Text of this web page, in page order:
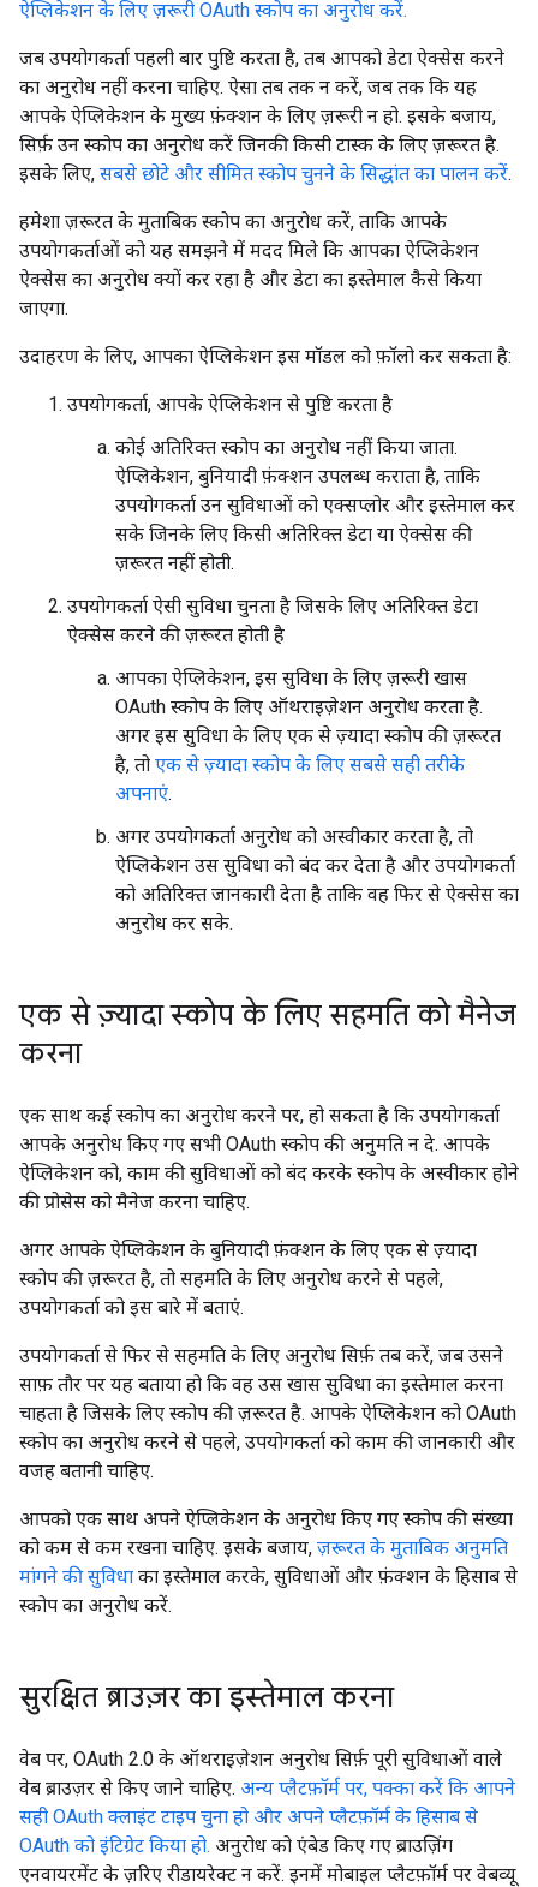
ऐप्लिकेशन के लिए ज़रूरी OAuth स्कोप का अनुरोध करें.
जब उपयोगकर्ता पहली बार पुष्टि करता है, तब आपको डेटा ऐक्सेस करने
का अनुरोध नहीं करना चाहिए. ऐसा तब तक न करें, जब तक कि यह
आपके ऐप्लिकेशन के मुख्य फ़ंक्शन के लिए ज़रूरी न हो. इसके बजाय,
सिर्फ़ उन स्कोप का अनुरोध करें जिनकी किसी टास्क के लिए ज़रूरत है.
इसके लिए, सबसे छोटे और सीमित स्कोप चुनने के सिद्धांत का पालन करें.
हमेशा ज़रूरत के मुताबिक स्कोप का अनुरोध करें, ताकि आपके
उपयोगकर्ताओं को यह समझने में मदद मिले कि आपका ऐप्लिकेशन
ऐक्सेस का अनुरोध क्यों कर रहा है और डेटा का इस्तेमाल कैसे किया
जाएगा.
उदाहरण के लिए, आपका ऐप्लिकेशन इस मॉडल को फ़ॉलो कर सकता है:
उपयोगकर्ता, आपके ऐप्लिकेशन से पुष्टि करता है
कोई अतिरिक्त स्कोप का अनुरोध नहीं किया जाता.
ऐप्लिकेशन, बुनियादी फ़ंक्शन उपलब्ध कराता है, ताकि
उपयोगकर्ता उन सुविधाओं को एक्सप्लोर और इस्तेमाल कर
सके जिनके लिए किसी अतिरिक्त डेटा या ऐक्सेस की
ज़रूरत नहीं होती.
उपयोगकर्ता ऐसी सुविधा चुनता है जिसके लिए अतिरिक्त डेटा
ऐक्सेस करने की ज़रूरत होती है
आपका ऐप्लिकेशन, इस सुविधा के लिए ज़रूरी खास
OAuth स्कोप के लिए ऑथराइज़ेशन अनुरोध करता है.
अगर इस सुविधा के लिए एक से ज़्यादा स्कोप की ज़रूरत
है, तो एक से ज़्यादा स्कोप के लिए सबसे सही तरीके
अपनाएं.
अगर उपयोगकर्ता अनुरोध को अस्वीकार करता है, तो
ऐप्लिकेशन उस सुविधा को बंद कर देता है और उपयोगकर्ता
को अतिरिक्त जानकारी देता है ताकि वह फिर से ऐक्सेस का
अनुरोध कर सके.
एक से ज़्यादा स्कोप के लिए सहमति को मैनेज
करना
एक साथ कई स्कोप का अनुरोध करने पर, हो सकता है कि उपयोगकर्ता
आपके अनुरोध किए गए सभी OAuth स्कोप की अनुमति न दे. आपके
ऐप्लिकेशन को, काम की सुविधाओं को बंद करके स्कोप के अस्वीकार होने
की प्रोसेस को मैनेज करना चाहिए.
अगर आपके ऐप्लिकेशन के बुनियादी फ़ंक्शन के लिए एक से ज़्यादा
स्कोप की ज़रूरत है, तो सहमति के लिए अनुरोध करने से पहले,
उपयोगकर्ता को इस बारे में बताएं.
उपयोगकर्ता से फिर से सहमति के लिए अनुरोध सिर्फ़ तब करें, जब उसने
साफ़ तौर पर यह बताया हो कि वह उस खास सुविधा का इस्तेमाल करना
चाहता है जिसके लिए स्कोप की ज़रूरत है. आपके ऐप्लिकेशन को OAuth
स्कोप का अनुरोध करने से पहले, उपयोगकर्ता को काम की जानकारी और
वजह बतानी चाहिए.
आपको एक साथ अपने ऐप्लिकेशन के अनुरोध किए गए स्कोप की संख्या
को कम से कम रखना चाहिए. इसके बजाय, ज़रूरत के मुताबिक अनुमति
मांगने की सुविधा का इस्तेमाल करके, सुविधाओं और फ़ंक्शन के हिसाब से
स्कोप का अनुरोध करें.
सुरक्षित ब्राउज़र का इस्तेमाल करना
वेब पर, OAuth 2.0 के ऑथराइज़ेशन अनुरोध सिर्फ़ पूरी सुविधाओं वाले
वेब ब्राउज़र से किए जाने चाहिए. अन्य प्लैटफ़ॉर्म पर, पक्का करें कि आपने
सही OAuth क्लाइंट टाइप चुना हो और अपने प्लैटफ़ॉर्म के हिसाब से
OAuth को इंटिग्रेट किया हो. अनुरोध को एंबेड किए गए ब्राउज़िंग
एनवायरमेंट के ज़रिए रीडायरेक्ट न करें. इनमें मोबाइल प्लैटफ़ॉर्म पर वेबव्यू